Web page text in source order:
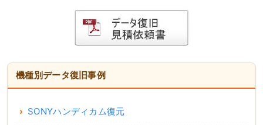
機種別データ復旧事例
SONYハンディカム復元